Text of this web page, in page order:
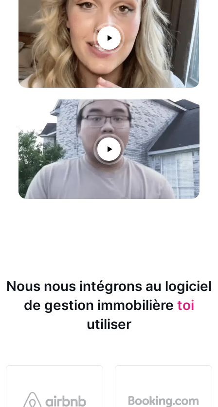
Nous nous intégrons au logiciel
de gestion immobilière toi
utiliser